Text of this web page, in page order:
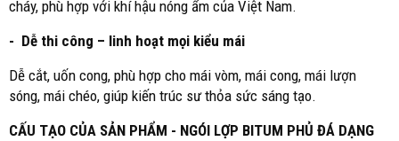
cháy, phù hợp với khí hậu nóng ẩm của Việt Nam.
- Dễ thi công – linh hoạt mọi kiểu mái
Dễ cắt, uốn cong, phù hợp cho mái vòm, mái cong, mái lượn
sóng, mái chéo, giúp kiến trúc sư thỏa sức sáng tạo.
CẤU TẠO CỦA SẢN PHẨM - NGÓI LỢP BITUM PHỦ ĐÁ DẠNG